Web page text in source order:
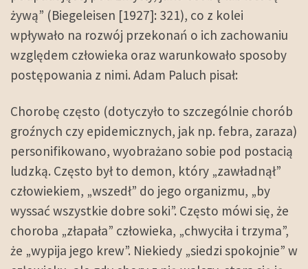
żywą” (Biegeleisen [1927]: 321), co z kolei
wpływało na rozwój przekonań o ich zachowaniu
względem człowieka oraz warunkowało sposoby
postępowania z nimi. Adam Paluch pisał:
Chorobę często (dotyczyło to szczególnie chorób
groźnych czy epidemicznych, jak np. febra, zaraza)
personifikowano, wyobrażano sobie pod postacią
ludzką. Często był to demon, który „zawładnął”
człowiekiem, „wszedł” do jego organizmu, „by
wyssać wszystkie dobre soki”. Często mówi się, że
choroba „złapała” człowieka, „chwyciła i trzyma”,
że „wypija jego krew”. Niekiedy „siedzi spokojnie” w